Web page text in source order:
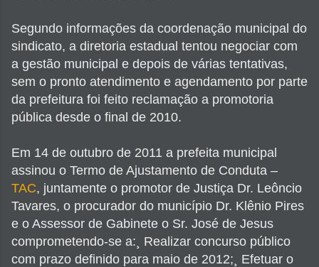
Segundo informações da coordenação municipal do
sindicato, a diretoria estadual tentou negociar com
a gestão municipal e depois de várias tentativas,
sem o pronto atendimento e agendamento por parte
da prefeitura foi feito reclamação a promotoria
pública desde o final de 2010.
Em 14 de outubro de 2011 a prefeita municipal
assinou o Termo de Ajustamento de Conduta –
TAC, juntamente o promotor de Justiça Dr. Leôncio
Tavares, o procurador do município Dr. Klênio Pires
e o Assessor de Gabinete o Sr. José de Jesus
comprometendo-se a:¸ Realizar concurso público
com prazo definido para maio de 2012;¸ Efetuar o